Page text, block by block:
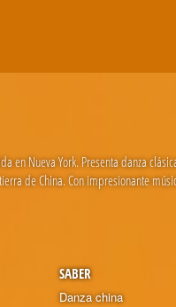
Nueva York. Presenta danza
de China. Con impresionante
SABER
Danza china